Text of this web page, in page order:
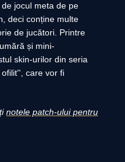
jocul meta de pe
deci conține multe
de jucători. Printre
și mini-
skin-urilor din seria
care vor fi
notele patch-ului pentru